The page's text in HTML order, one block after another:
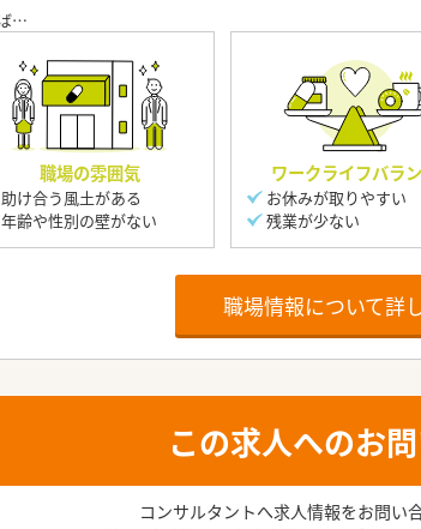
職場の雰囲気
助け合う風土がある
年齢や性別の壁がない
ワークライフバラ
お休みが取りやすい
残業が少ない
職場情報について詳
この求人へのお
コンサルタントへ求人情報をお問い